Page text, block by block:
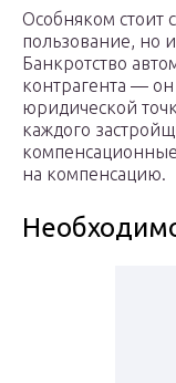
Особняком стоит
пользование, но
Банкротство
контрагента — он
юридической
каждого
на компенсацию.